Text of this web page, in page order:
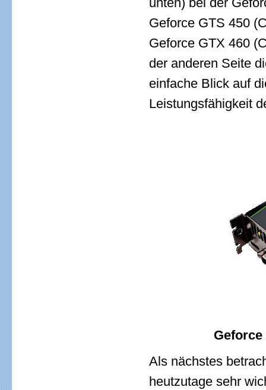
Geforce GTS 450
Geforce GTX 460
der anderen Seite
einfache Blick auf
Leistungsfähigkeit
Geforce
Als nächstes
heutzutage sehr